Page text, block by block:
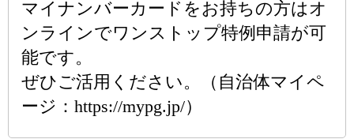
マイナンバーカードをお持ちの方はオ
ンラインでワンストップ特例申請が可
能です。
ぜひご活用ください。（自治体マイペ
ージ：https://mypg.jp/）